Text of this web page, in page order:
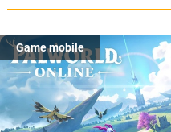
Game mobile